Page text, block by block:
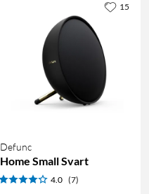
Defunc
Home Small Svart
4.0 (7)
15